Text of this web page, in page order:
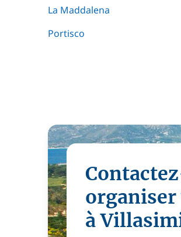
La Maddalena
Portisco
à